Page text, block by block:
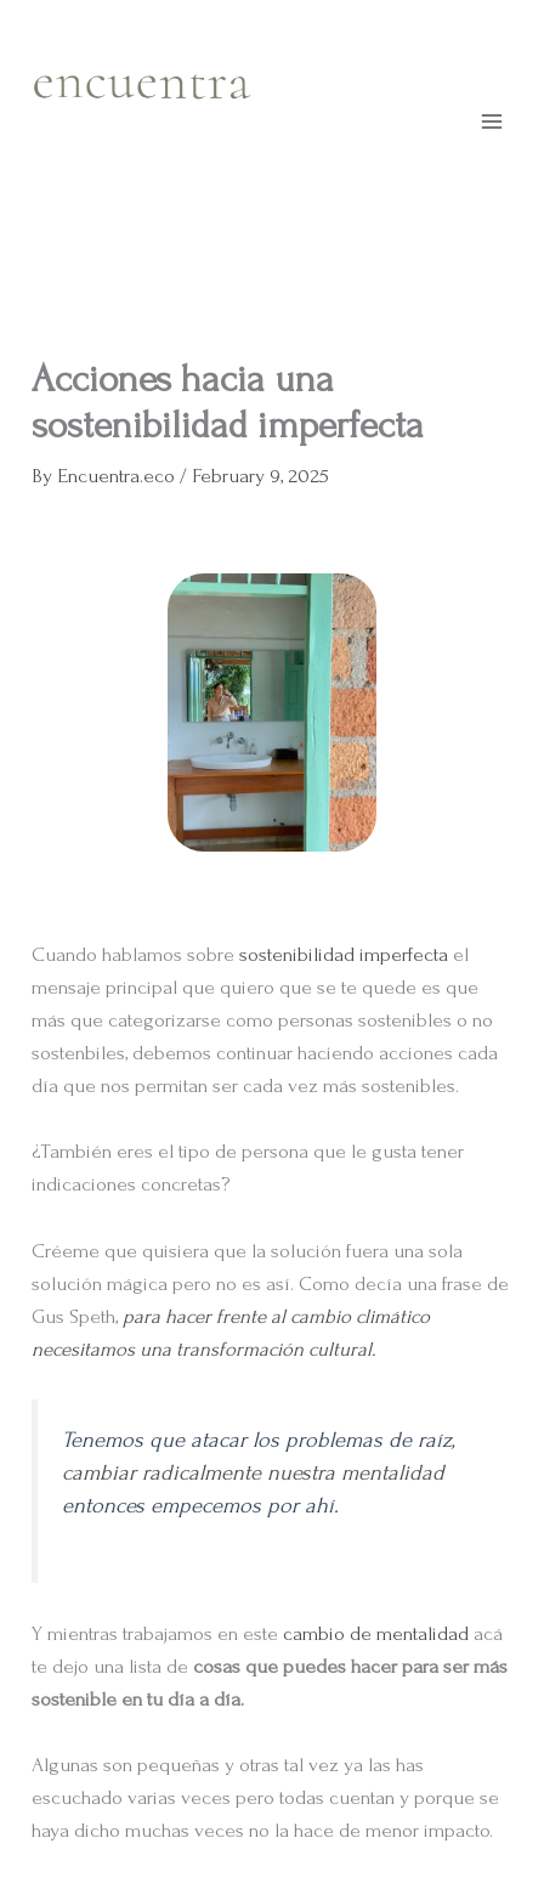
content
Acciones hacia una
sostenibilidad imperfecta
By Encuentra.eco / February 9, 2025
Cuando hablamos sobresostenibilidad imperfecta el
mensaje principal que quiero que se te quede es que
más que categorizarse como personas sostenibles o no
sostenbiles, debemos continuar haciendo acciones cada
día que nos permitan ser cada vez más sostenibles.
¿También eres el tipo de persona que le gusta tener
indicaciones concretas?
Créeme que quisiera que la solución fuera una sola
solución mágica pero no es así. Como decía una frase de
Gus Speth, para hacer frente al cambio climático
necesitamos una transformación cultural.
Tenemos que atacar los problemas de raíz,
cambiar radicalmente nuestra mentalidad
entonces empecemos por ahí.
Y mientras trabajamos en este cambio de mentalidad acá
te dejo una lista de cosas que puedes hacer para ser más
sostenible en tu día a día.
Algunas son pequeñas y otras tal vez ya las has
escuchado varias veces pero todas cuentan y porque se
haya dicho muchas veces no la hace de menor impacto.